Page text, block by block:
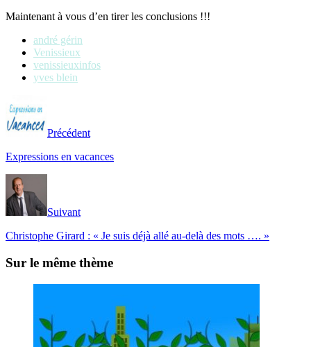
Maintenant à vous d’en tirer les conclusions !!!
andré gérin
Venissieux
venissieuxinfos
yves blein
Précédent
Expressions en vacances
Suivant
Christophe Girard : « Je suis déjà allé au-delà des mots …. »
Sur le même thème